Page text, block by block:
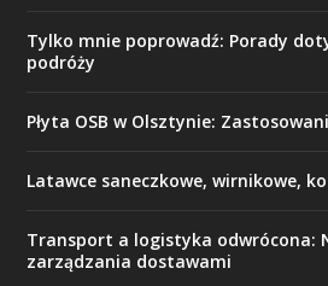
Tylko mnie poprowadź: Porady
podróży
Płyta OSB w Olsztynie:
Latawce saneczkowe, wirnikowe,
Transport a logistyka odwrócona:
zarządzania dostawami